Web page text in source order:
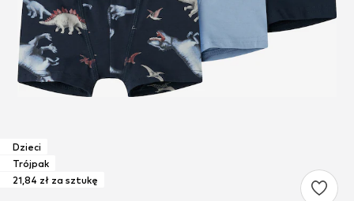
Dzieci
Trójpak
21,84 zł za sztukę